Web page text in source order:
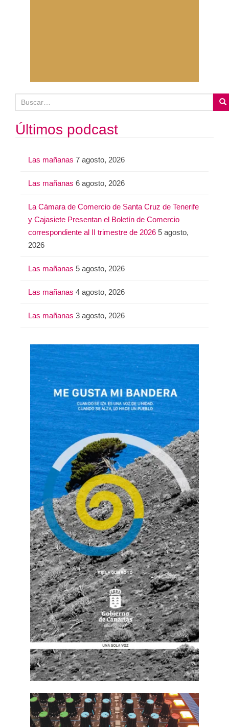
u
sÚltimos podcast
Las mañanas 7 agosto, 2026
Las mañanas 6 agosto, 2026
La Cámara de Comercio de Santa Cruz de Tenerife
y Cajasiete Presentan el Boletín de Comercio
correspondiente al II trimestre de 2026 5 agosto,
2026
Las mañanas 5 agosto, 2026
Las mañanas 4 agosto, 2026
Las mañanas 3 agosto, 2026